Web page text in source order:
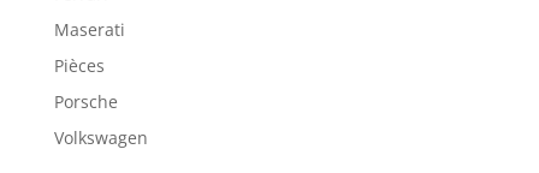
Maserati
Pièces
Porsche
Volkswagen